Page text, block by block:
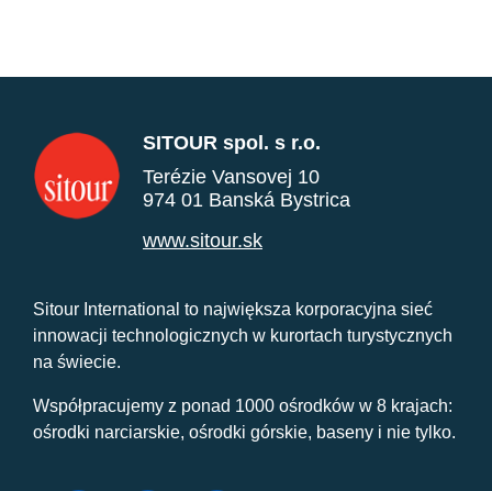
SITOUR spol. s r.o.
Terézie Vansovej 10
974 01 Banská Bystrica
www.sitour.sk
Sitour International to największa korporacyjna sieć
innowacji technologicznych w kurortach turystycznych
na świecie.
Współpracujemy z ponad 1000 ośrodków w 8 krajach:
ośrodki narciarskie, ośrodki górskie, baseny i nie tylko.